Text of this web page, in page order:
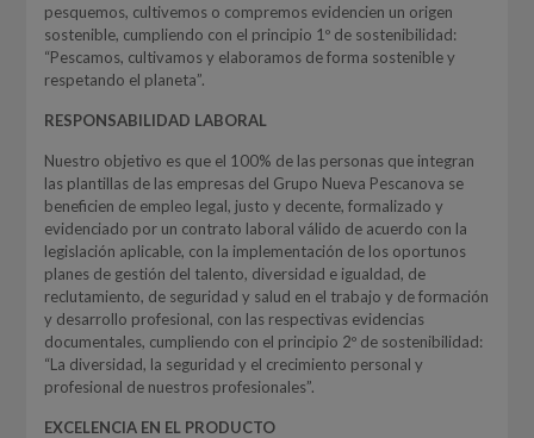
pesquemos, cultivemos o compremos evidencien un origen
sostenible, cumpliendo con el principio 1º de sostenibilidad:
“Pescamos, cultivamos y elaboramos de forma sostenible y
respetando el planeta”.
RESPONSABILIDAD LABORAL
Nuestro objetivo es que el 100% de las personas que integran
las plantillas de las empresas del Grupo Nueva Pescanova se
beneficien de empleo legal, justo y decente, formalizado y
evidenciado por un contrato laboral válido de acuerdo con la
legislación aplicable, con la implementación de los oportunos
planes de gestión del talento, diversidad e igualdad, de
reclutamiento, de seguridad y salud en el trabajo y de formación
y desarrollo profesional, con las respectivas evidencias
documentales, cumpliendo con el principio 2º de sostenibilidad:
“La diversidad, la seguridad y el crecimiento personal y
profesional de nuestros profesionales”.
EXCELENCIA EN EL PRODUCTO